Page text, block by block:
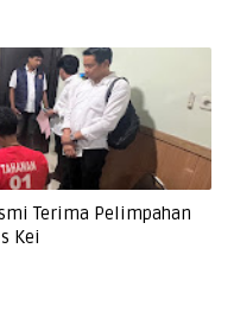
Terima Pelimpahan
Kei